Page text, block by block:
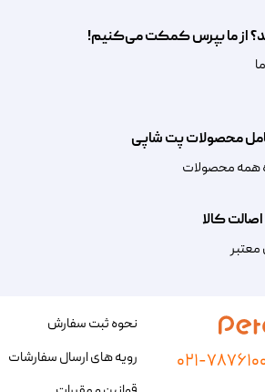
کالا
معتبر​​​​​​​
محصولات پت شاپی
همه محصولات
از ما بپرس کمکت می‌کنیم!
۷۸۷۶۱۰۰۰
نحوه ثبت سفارش
رویه های ارسال سفارشات